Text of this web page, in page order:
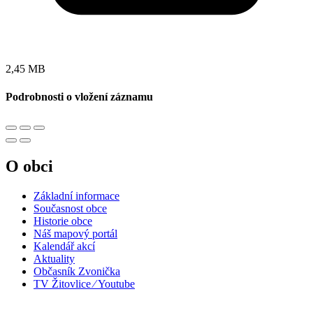
2,45 MB
Podrobnosti o vložení záznamu
O obci
Základní informace
Současnost obce
Historie obce
Náš mapový portál
Kalendář akcí
Aktuality
Občasník Zvonička
TV Žitovlice ⁄ Youtube